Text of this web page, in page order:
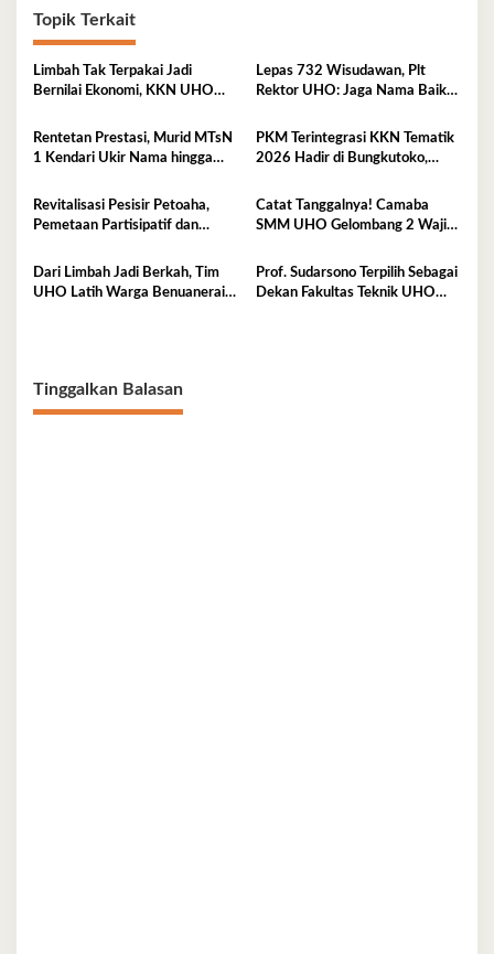
Topik Terkait
Limbah Tak Terpakai Jadi
Bernilai Ekonomi, KKN UHO
Briket
Lepas 732 Wisudawan, Plt
Rektor UHO: Jaga Nama Baik
Rentetan Prestasi, Murid MTsN
1 Kendari Ukir Nama hingga
PKM Terintegrasi KKN Tematik
2026 Hadir di Bungkutoko,
Tradisional Pesisir
Revitalisasi Pesisir Petoaha,
Pemetaan Partisipatif dan
Catat Tanggalnya! Camaba
SMM UHO Gelombang 2 Wajib
Dari Limbah Jadi Berkah, Tim
UHO Latih Warga Benuanerai
Prof. Sudarsono Terpilih Sebagai
Dekan Fakultas Teknik UHO
Tinggalkan Balasan